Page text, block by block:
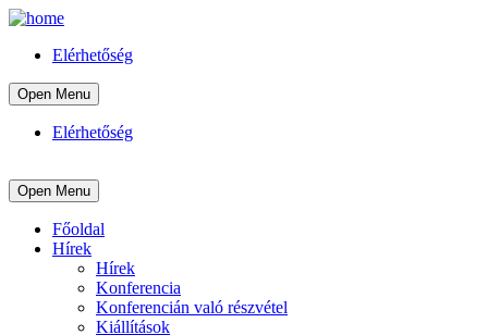
Elérhetőség
Open Menu
Elérhetőség
Open Menu
Főoldal
Hírek
Hírek
Konferencia
Konferencián való részvétel
Kiállítások